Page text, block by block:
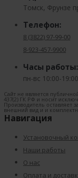
Томск, Фрунзе
Телефон:
8 (3822) 97-99-00
8-923-457-9900
Часы работы:
пн-вс 10:00-19:00
Сайт не является
437(2) ГК РФ и носит
Производитель оставляет
внешний вид и и
Навигация
Установочный
Наши работы
О нас
Оплата и